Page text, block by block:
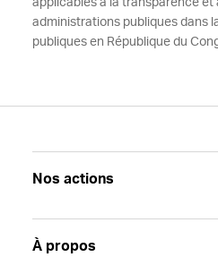
applicables à la transparence et
administrations publiques dans
publiques en République du
Nos actions
À propos